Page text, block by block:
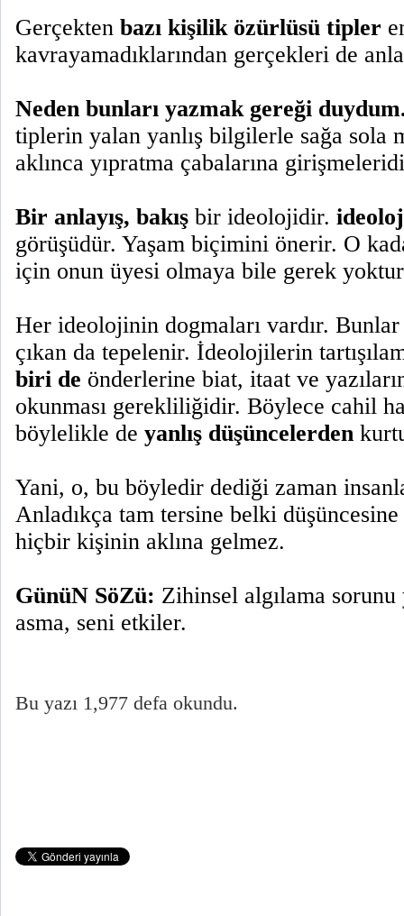
Gerçekten bazı kişilik özürlüsü tipler
kavrayamadıklarından gerçekleri de
Neden bunları yazmak gereği
tiplerin yalan yanlış bilgilerle sağa sola
aklınca yıpratma çabalarına
Bir anlayış, bakış bir ideolojidir.
görüşüdür. Yaşam biçimini önerir. O
için onun üyesi olmaya bile gerek
Her ideolojinin dogmaları vardır. Bunlar
çıkan da tepelenir. İdeolojilerin
biri de önderlerine biat, itaat ve
okunması gerekliliğidir. Böylece cahil
böylelikle de yanlış düşüncelerden
Yani, o, bu böyledir dediği zaman
Anladıkça tam tersine belki düşüncesine
hiçbir kişinin aklına gelmez.
GünüN SöZü: Zihinsel algılama
asma, seni etkiler.
Bu yazı 1,977 defa okundu.